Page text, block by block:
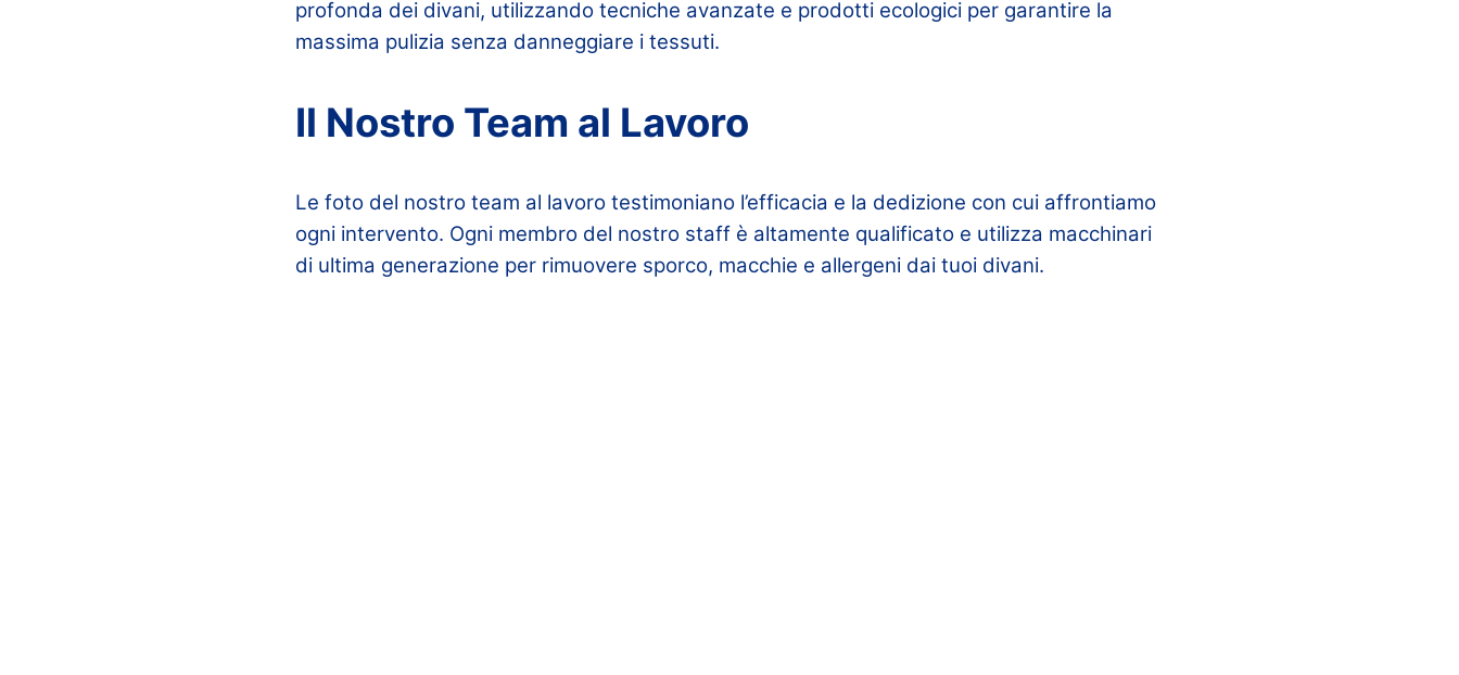
profonda dei divani, utilizzando tecniche avanzate e prodotti ecologici per garantire la
massima pulizia senza danneggiare i tessuti.
Il Nostro Team al Lavoro
Le foto del nostro team al lavoro testimoniano l’efficacia e la dedizione con cui affrontiamo
ogni intervento. Ogni membro del nostro staff è altamente qualificato e utilizza macchinari
di ultima generazione per rimuovere sporco, macchie e allergeni dai tuoi divani.